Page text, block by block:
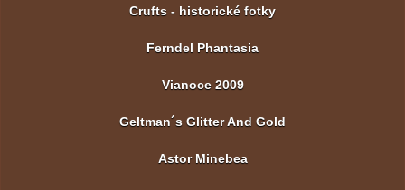
Crufts - historické fotky
Ferndel Phantasia
Vianoce 2009
Geltman´s Glitter And Gold
Astor Minebea